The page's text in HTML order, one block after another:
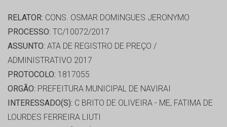
RELATOR: CONS. OSMAR DOMINGUES JERONYMO
PROCESSO: TC/10072/2017
ASSUNTO: ATA DE REGISTRO DE PREÇO /
ADMINISTRATIVO 2017
PROTOCOLO: 1817055
ORGÃO: PREFEITURA MUNICIPAL DE NAVIRAI
INTERESSADO(S): C BRITO DE OLIVEIRA - ME, FATIMA DE
LOURDES FERREIRA LIUTI